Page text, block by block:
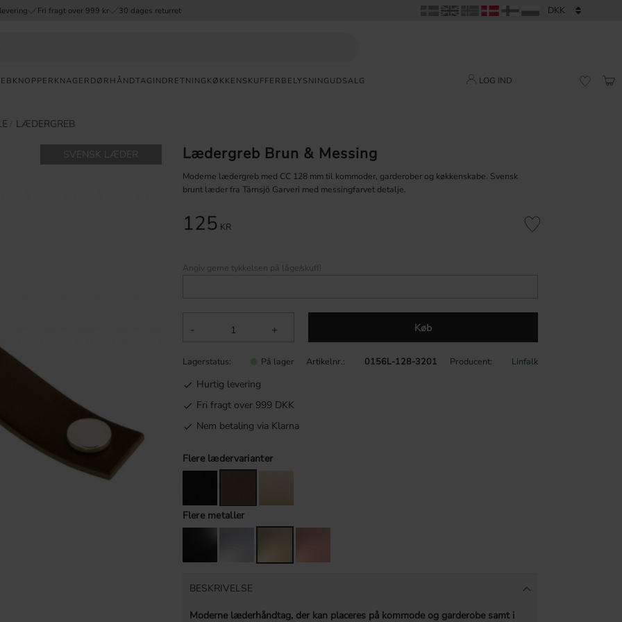
Fri fragt over 999 kr 30 dages returret
KNOPPER KNAGER DØRHÅNDTAG INDRETNING KØKKENSKUFFER BELYSNING UDSALG LOG IND
LÆDERGREB
Lædergreb Brun & Messing
Moderne lædergreb med CC 128 mm til kommoder, garderober og køkkenskabe. Svensk
brunt læder fra Tärnsjö Garveri med messingfarvet detalje.
SVENSK LÆDER
125 KR
+
- Køb
Gem som favorit
Angiv gerne tykkelsen på låge/skuff!
Lagerstatus På lager Artikelnr. 0156L-128-3201 Producent Linfalk
Hurtig levering
Fri fragt over 999 DKK
Nem betaling via Klarna
Flere lædervarianter
Flere metaller
BESKRIVELSE
Moderne læderhåndtag, der kan placeres på kommode og garderobe samt i
HURTIG
LEVERING
ÅBENT